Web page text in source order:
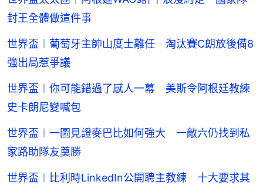
封王全體做這件事
世界盃︱葡萄牙主帥山度士離任 淘汰賽C朗放後備8
強出局惹爭議
世界盃︱你可能錯過了感人一幕 美斯令阿根廷教練
史卡朗尼變喊包
世界盃︱一圖見證麥巴比如何強大 一敵六仍找到私
家路助隊友奠勝
世界盃︱比利時LinkedIn公開聘主教練 十大要求其